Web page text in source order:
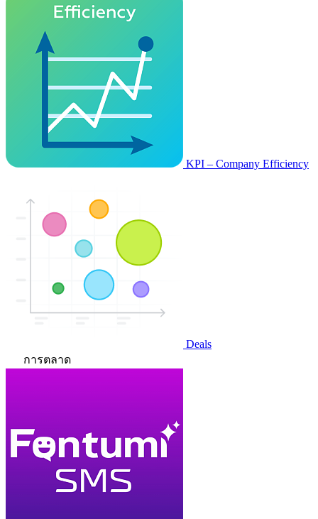
KPI – Company Efficiency
Deals
การตลาด